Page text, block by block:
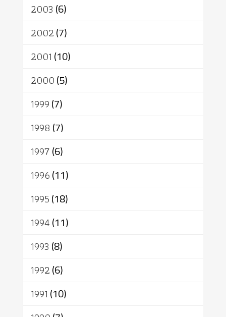
2003 (6)
2002(7)
2001 (10)
2000(5)
1999(7)
1998 (7)
1997(6)
1996(11)
1995(18)
1994(11)
1993 (8)
1992(6)
1991 (10)